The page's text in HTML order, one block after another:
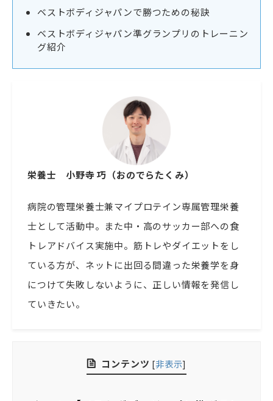
ベストボディジャパンで勝つための秘訣
ベストボディジャパン準グランプリのトレーニン
グ紹介
栄養士 小野寺 巧（おのでらたくみ）
病院の管理栄養士兼マイプロテイン専属管理栄養
士として活動中。また中・高のサッカー部への食
トレアドバイス実施中。筋トレやダイエットをし
ている方が、ネットに出回る間違った栄養学を身
につけて失敗しないように、正しい情報を発信し
ていきたい。
コンテンツ [非表示]